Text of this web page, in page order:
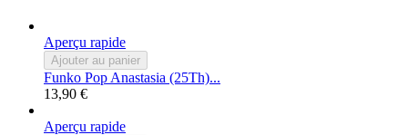
Aperçu rapide
Ajouter au panier
Funko Pop Anastasia (25Th)...
13,90 €
Aperçu rapide